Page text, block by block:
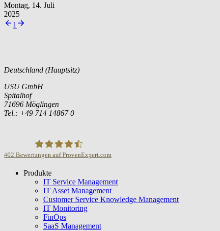
Montag, 14. Juli
2025
1
Deutschland (Hauptsitz)
USU GmbH
Spitalhof
71696 Möglingen
Tel.: +49 714 14867 0
USU GmbH
402 Bewertungen auf ProvenExpert.com
Produkte
IT Service Management
IT Asset Management
Customer Service Knowledge Management
IT Monitoring
FinOps
SaaS Management